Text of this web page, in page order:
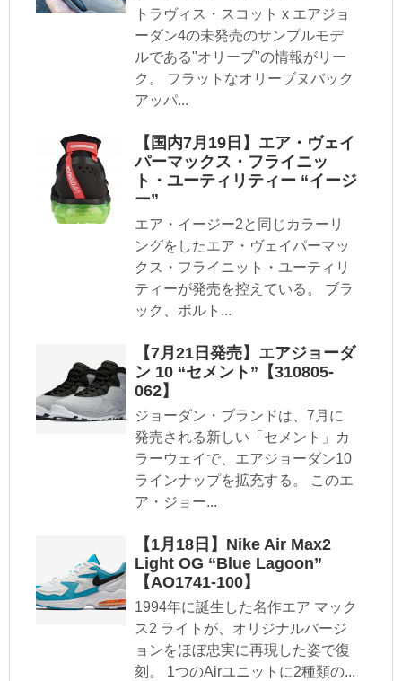
トラヴィス・スコット x エアジョ
ーダン4の未発売のサンプルモデ
ルである"オリーブ"の情報がリー
ク。 フラットなオリーブヌバック
アッパ...
【国内7月19日】エア・ヴェイ
パーマックス・フライニッ
ト・ユーティリティー “イージ
ー”
エア・イージー2と同じカラーリ
ングをしたエア・ヴェイパーマッ
クス・フライニット・ユーティリ
ティーが発売を控えている。 ブラ
ック、ボルト...
【7月21日発売】エアジョーダ
ン 10 “セメント”【310805-
062】
ジョーダン・ブランドは、7月に
発売される新しい「セメント」カ
ラーウェイで、エアジョーダン10
ラインナップを拡充する。 このエ
ア・ジョー...
【1月18日】Nike Air Max2
Light OG “Blue Lagoon”
【AO1741-100】
1994年に誕生した名作エア マック
ス2 ライトが、オリジナルバージ
ョンをほぼ忠実に再現した姿で復
刻。 1つのAirユニットに2種類の...